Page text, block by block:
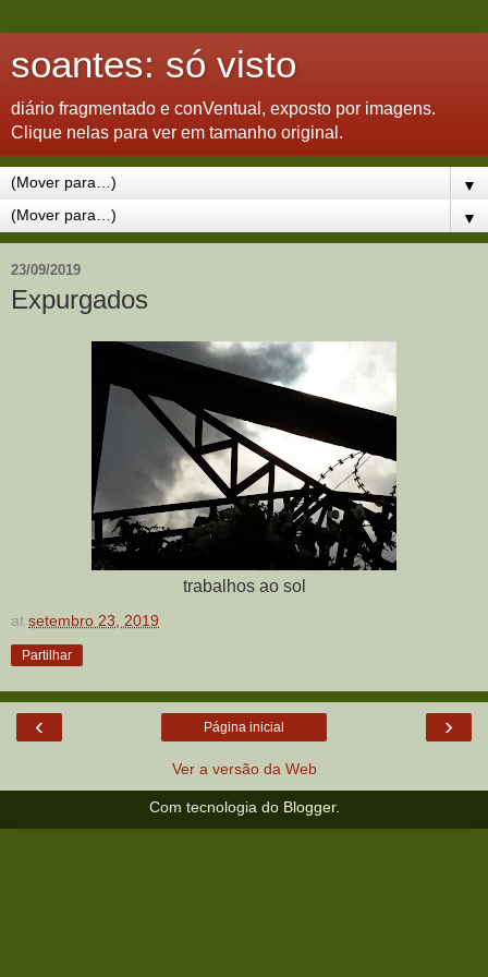
soantes: só visto
diário fragmentado e conVentual, exposto por imagens.
Clique nelas para ver em tamanho original.
▼
▼
23/09/2019
Expurgados
trabalhos ao sol
at setembro 23, 2019
Partilhar
‹ ›
Página inicial
Ver a versão da Web
Com tecnologia do Blogger.